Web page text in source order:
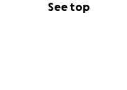
See top